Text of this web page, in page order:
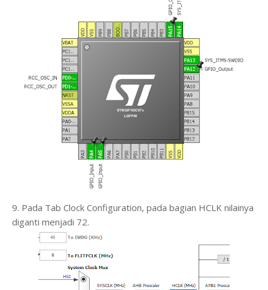
9. Pada Tab Clock Configuration, pada bagian HCLK nilainya
diganti menjadi 72.